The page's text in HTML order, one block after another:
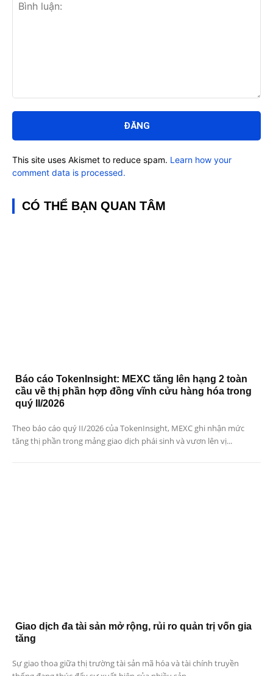
luận:
This site uses Akismet to reduce spam. Learn how your
comment data is processed.
CÓ THỂ BẠN QUAN TÂM
Báo cáo TokenInsight: MEXC tăng lên hạng 2 toàn
cầu về thị phần hợp đồng vĩnh cửu hàng hóa trong
quý II/2026
Theo báo cáo quý II/2026 của TokenInsight, MEXC ghi nhận mức
tăng thị phần trong mảng giao dịch phái sinh và vươn lên vị...
Giao dịch đa tài sản mở rộng, rủi ro quản trị vốn gia
tăng
Sự giao thoa giữa thị trường tài sản mã hóa và tài chính truyền